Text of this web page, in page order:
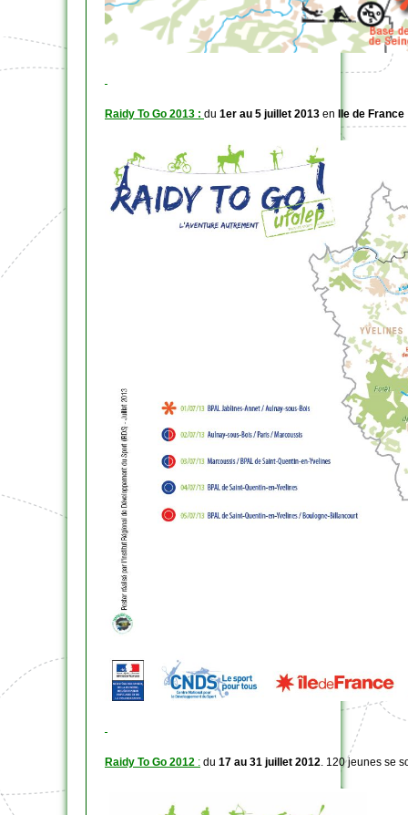
Raidy To Go 2013 : du 1er au 5 juillet 2013 en Ile de France
Raidy To Go 2012 : du 17 au 31 juillet 2012. 120 jeunes se